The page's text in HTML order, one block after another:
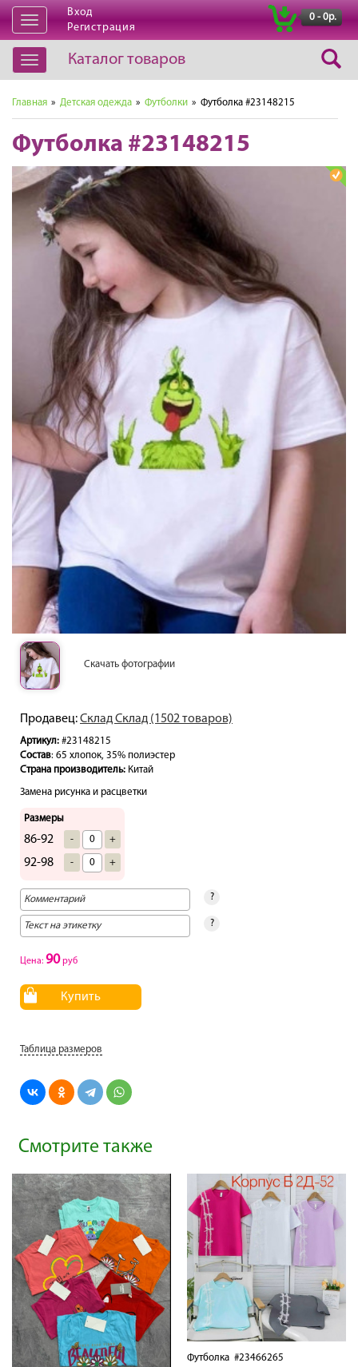
Открыть
навигацию
Вход
Регистрация
0 - 0р.
Открыть
навигацию
Каталог товаров
Главная » Детская одежда » Футболки » Футболка #23148215
Футболка #23148215
Скачать фотографии
Продавец:Склад Склад (1502 товаров)
Артикул: #23148215
Состав: 65 хлопок, 35% полиэстер
Страна производитель: Китай
Замена рисунка и расцветки
Размеры
86-92 - +
92-98 - +
?
?
Цена: 90руб
Купить
Таблица размеров
Смотрите также
Футболка #23466265